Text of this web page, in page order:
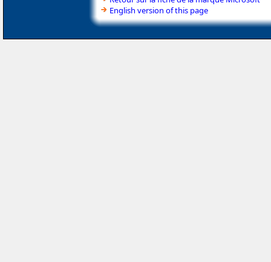
English version of this page